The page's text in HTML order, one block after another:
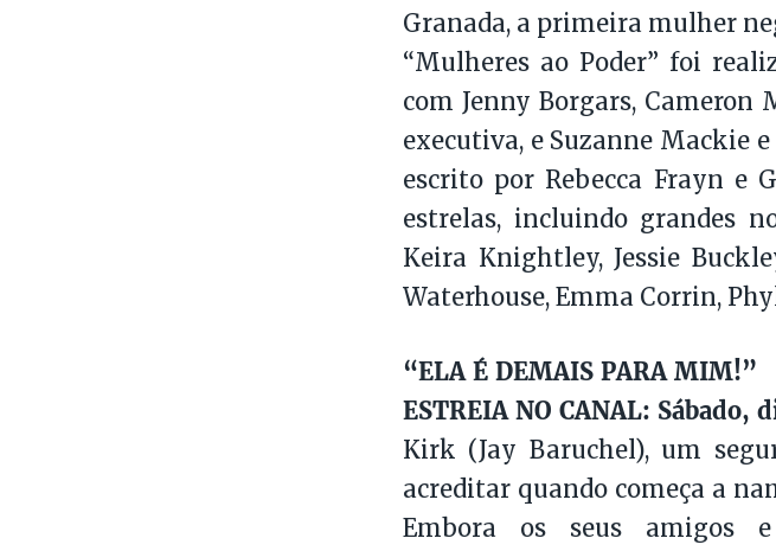
Granada, a primeira mulher
“Mulheres ao Poder” foi
com Jenny Borgars, Cameron
executiva, e Suzanne Mackie
escrito por Rebecca Frayn e
estrelas, incluindo grandes
Keira Knightley, Jessie
Waterhouse, Emma Corrin,
“ELA É DEMAIS PARA MIM!”
ESTREIA NO CANAL: Sábado,
Kirk (Jay Baruchel), um
acreditar quando começa a
Embora os seus amigos